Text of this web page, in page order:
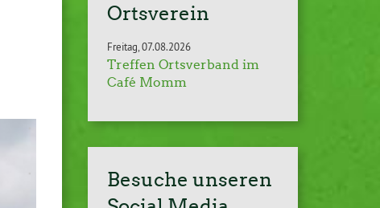
Ortsverein
Freitag 07.08.2026
Treffen Ortsverband im
Café Momm
Besuche unseren